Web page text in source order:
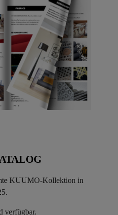
KUUMO-Kollektion in
verfügbar.